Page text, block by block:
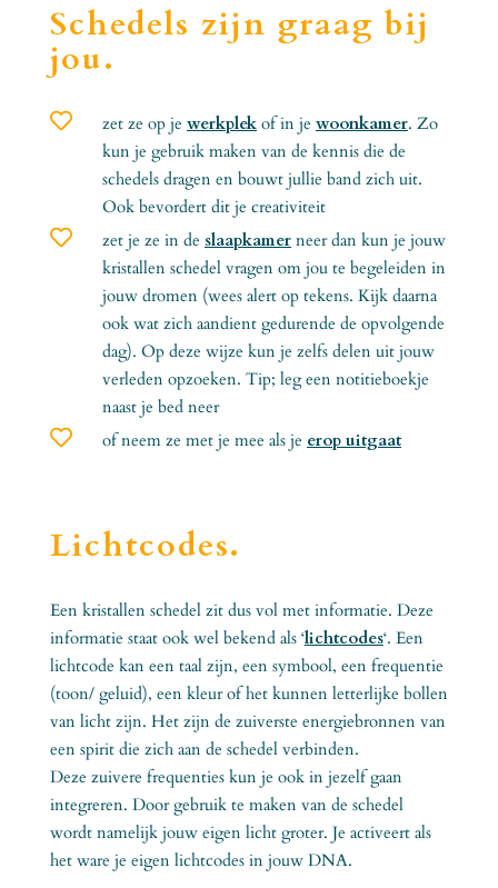
Schedels zijn graag bij
jou.
 zet ze op je werkplekof in je woonkamer. Zo
kun je gebruik maken van de kennis die de
schedels dragen en bouwt jullie band zich uit.
Ook bevordert dit je creativiteit
 zet je ze in de slaapkamerneer dan kun je jouw
kristallen schedel vragen om jou te begeleiden in
jouw dromen (wees alert op tekens. Kijk daarna
ook wat zich aandient gedurende de opvolgende
dag). Op deze wijze kun je zelfs delen uit jouw
verleden opzoeken. Tip; leg een notitieboekje
naast je bed neer
 of neem ze met je mee als je erop uitgaat
Lichtcodes.
Een kristallen schedel zit dus vol met informatie. Deze
informatie staat ook wel bekend als ‘lichtcodes‘. Een
lichtcode kan een taal zijn, een symbool, een frequentie
(toon/ geluid), een kleur of het kunnen letterlijke bollen
van licht zijn. Het zijn de zuiverste energiebronnen van
een spirit die zich aan de schedel verbinden.
Deze zuivere frequenties kun je ook in jezelf gaan
integreren. Door gebruik te maken van de schedel
wordt namelijk jouw eigen licht groter. Je activeert als
het ware je eigen lichtcodes in jouw DNA.